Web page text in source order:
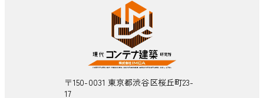
〒150-0031 東京都渋谷区桜丘町23-
17